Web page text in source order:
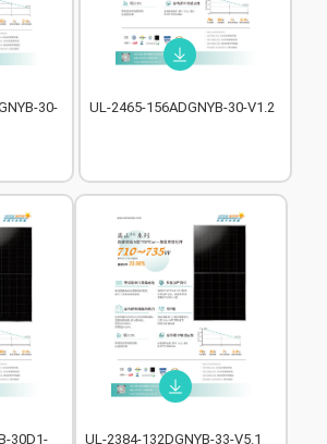
30-
UL-2465-156ADGNYB-30-V1.2
30D1-
UL-2384-132DGNYB-33-V5.1